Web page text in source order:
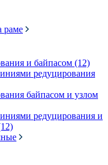
раме
и байпасом (12)
редуцирования
байпасом и узлом
редуцирования и